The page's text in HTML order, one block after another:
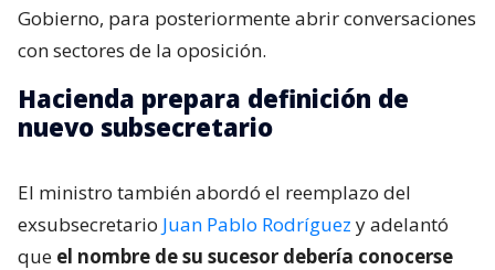
Gobierno, para posteriormente abrir conversaciones
con sectores de la oposición.
Hacienda prepara definición de
nuevo subsecretario
El ministro también abordó el reemplazo del
exsubsecretario Juan Pablo Rodríguez y adelantó
que el nombre de su sucesor debería conocerse